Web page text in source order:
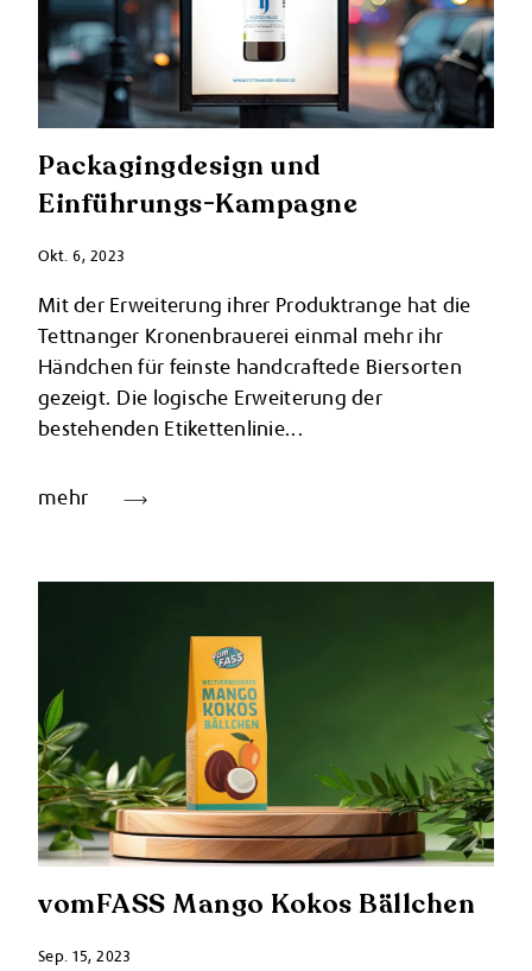
Packagingdesign und
Einführungs-Kampagne
Okt. 6, 2023
Mit der Erweiterung ihrer Produktrange hat die
Tettnanger Kronenbrauerei einmal mehr ihr
Händchen für feinste handcraftede Biersorten
gezeigt. Die logische Erweiterung der
bestehenden Etikettenlinie...
mehr
vomFASS Mango Kokos Bällchen
Sep. 15, 2023